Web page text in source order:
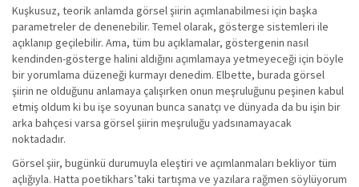
Kuşkusuz, teorik anlamda görsel şiirin açımlanabilmesi için başka
parametreler de denenebilir. Temel olarak, gösterge sistemleri ile
açıklanıp geçilebilir. Ama, tüm bu açıklamalar, göstergenin nasıl
kendinden-gösterge halini aldığını açımlamaya yetmeyeceği için böyle
bir yorumlama düzeneği kurmayı denedim. Elbette, burada görsel
şiirin ne olduğunu anlamaya çalışırken onun meşruluğunu peşinen kabul
etmiş oldum ki bu işe soyunan bunca sanatçı ve dünyada da bu işin bir
arka bahçesi varsa görsel şiirin meşruluğu yadsınamayacak
noktadadır.
Görsel şiir, bugünkü durumuyla eleştiri ve açımlanmaları bekliyor tüm
açlığıyla. Hatta poetikhars’taki tartışma ve yazılara rağmen söylüyorum